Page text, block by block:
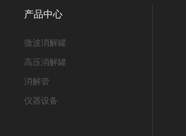
产品中心
微波消解罐
高压消解罐
消解管
仪器设备